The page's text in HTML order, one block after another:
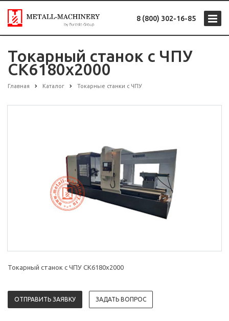
8 (800) 302-16-85
Токарный станок с ЧПУ
CK6180х2000
Главная Каталог Токарные станки с ЧПУ
Токарный станок с ЧПУ CK6180х2000
ОТПРАВИТЬ ЗАЯВКУ ЗАДАТЬ ВОПРОС